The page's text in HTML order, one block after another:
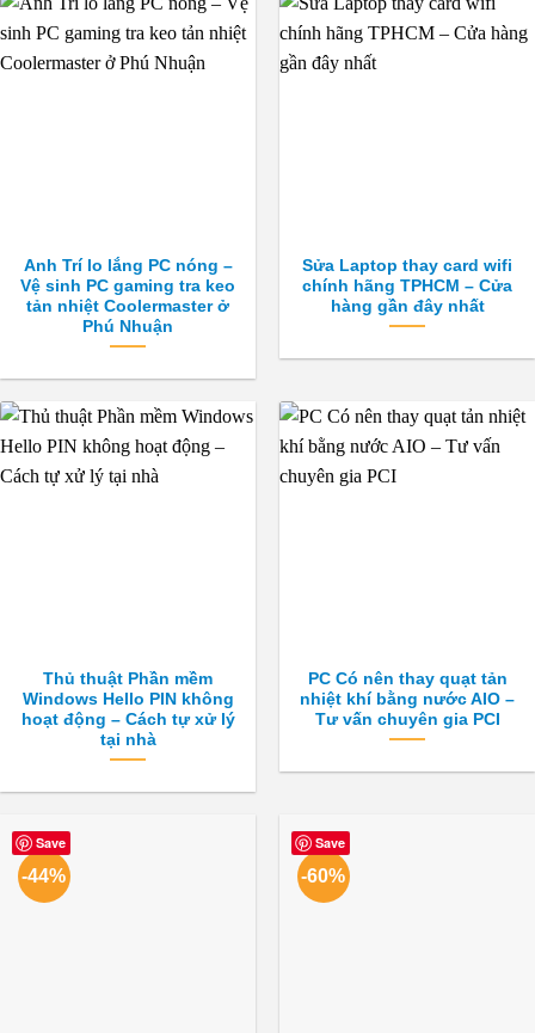
Anh Trí lo lắng PC nóng –
Vệ sinh PC gaming tra keo
tản nhiệt Coolermaster ở
Phú Nhuận
Sửa Laptop thay card wifi
chính hãng TPHCM – Cửa
hàng gần đây nhất
Thủ thuật Phần mềm
Windows Hello PIN không
hoạt động – Cách tự xử lý
tại nhà
PC Có nên thay quạt tản
nhiệt khí bằng nước AIO –
Tư vấn chuyên gia PCI
Save
-44%
Save
-60%